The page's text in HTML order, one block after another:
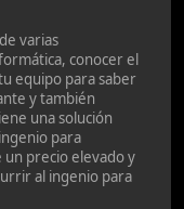
varias
conocer el
equipo para saber
y también
una solución
para
precio elevado y
al ingenio para